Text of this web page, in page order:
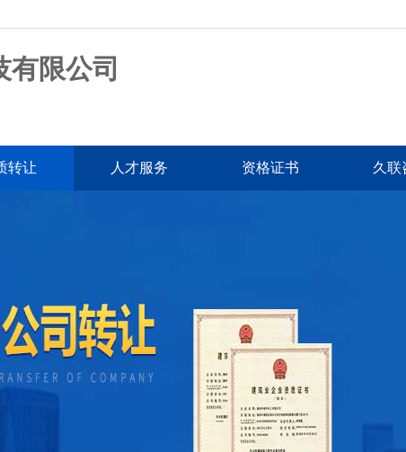
限公司
转让 人才服务 资格证书 久联